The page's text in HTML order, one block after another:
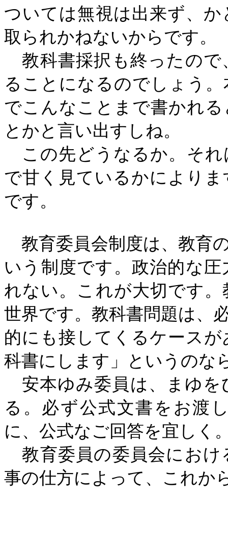
ついては無視は出来ず、
取られかねないからです。
教科書採択も終ったので
ることになるのでしょう
でこんなことまで書かれ
とかと言い出すしね。
この先どうなるか。それ
で甘く見ているかにより
です。
教育委員会制度は、教育
いう制度です。政治的な
れない。これが大切です
世界です。教科書問題は、
的にも接してくるケース
科書にします」というのな
安本ゆみ委員は、まゆを
る。必ず公式文書をお渡
に、公式なご回答を宜しく
教育委員の委員会におけ
事の仕方によって、これか